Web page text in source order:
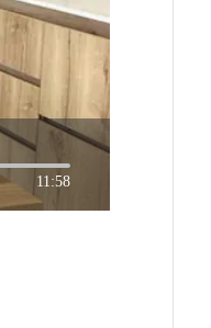
11:58